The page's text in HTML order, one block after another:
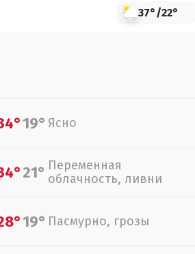
37°/22°
19° Ясно
21° Переменная
облачность, ливни
19° Пасмурно, грозы